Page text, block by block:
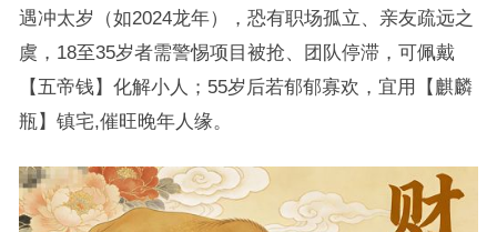
遇冲太岁（如2024龙年），恐有职场孤立、亲友疏远之
虞，18至35岁者需警惕项目被抢、团队停滞，可佩戴
【五帝钱】化解小人；55岁后若郁郁寡欢，宜用【麒麟
瓶】镇宅,催旺晚年人缘。